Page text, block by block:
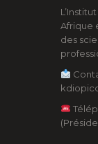
Afrique
des